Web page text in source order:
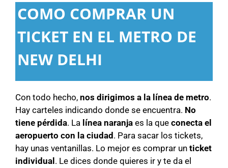
COMO COMPRAR UN
TICKET EN EL METRO DE
NEW DELHI
Con todo hecho, nos dirigimos a la línea de metro.
Hay carteles indicando donde se encuentra. No
tiene pérdida. La línea naranja es la que conecta el
aeropuerto con la ciudad . Para sacar los tickets,
hay unas ventanillas. Lo mejor es comprar un ticket
individual . Le dices donde quieres ir y te da el